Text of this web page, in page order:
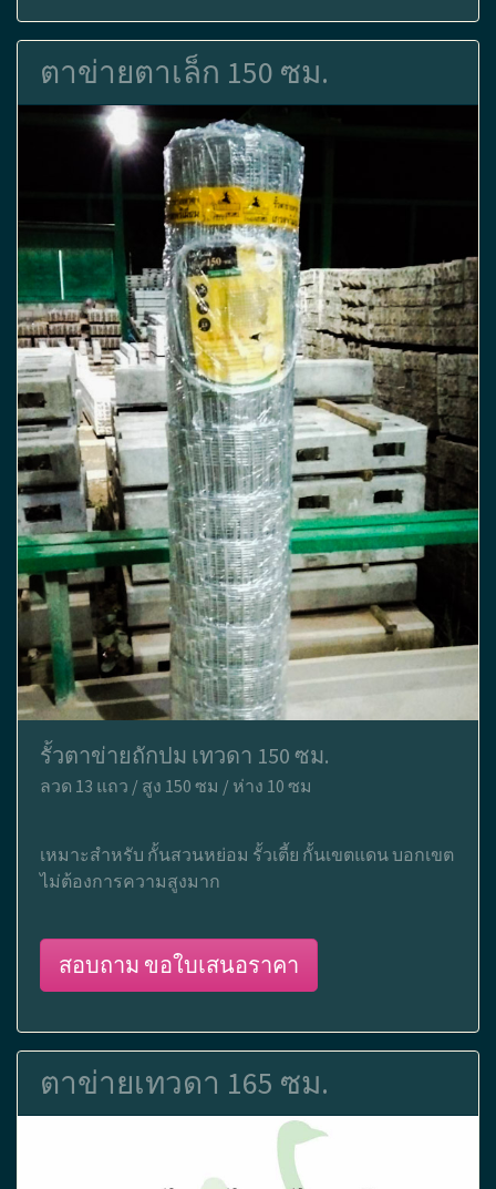
ตาข่ายตาเล็ก 150 ซม.
รั้วตาข่ายถักปม เทวดา 150 ซม.
ลวด 13 แถว / สูง 150 ซม / ห่าง 10 ซม
เหมาะสำหรับ กั้นสวนหย่อม รั้วเตี้ย กั้นเขตแดน บอกเขต
ไม่ต้องการความสูงมาก
สอบถาม ขอใบเสนอราคา
ตาข่ายเทวดา 165 ซม.